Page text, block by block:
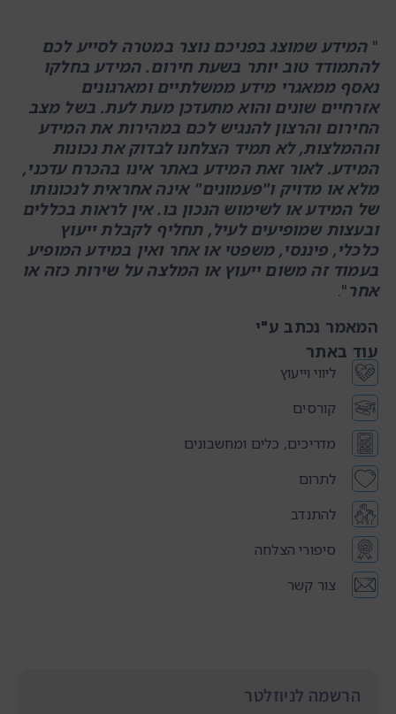
המאמר נכתב ע"י
עוד באתר
ליווי וייעוץ
קורסים
מדריכים, כלים ומחשבונים
לתרום
להתנדב
סיפורי הצלחה
צור קשר
" המידע שמוצג בפניכם נוצר במטרה לסייע לכם
להתמודד טוב יותר בשעת חירום. המידע בחלקו
נאסף ממאגרי מידע ממשלתיים ומארגונים
אזרחיים שונים והוא מתעדכן מעת לעת. בשל מצב
החירום והרצון להנגיש לכם במהירות את המידע
וההמלצות, לא תמיד הצלחנו לבדוק את נכונות
המידע. לאור זאת המידע באתר אינו בהכרח עדכני,
מלא או מדויק ו"פעמונים" אינה אחראית לנכונותו
של המידע או לשימוש הנכון בו. אין לראות בכללים
ובעצות שמופיעים לעיל, תחליף לקבלת ייעוץ
כלכלי, פיננסי, משפטי או אחר ואין במידע המופיע
בעמוד זה משום ייעוץ או המלצה על שירות כזה או
אחר".
הרשמה לניוזלטר